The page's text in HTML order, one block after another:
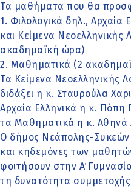
Τα μαθήματα που θα
1. Φιλολογικά δηλ., Αρχαία
και Κείμενα Νεοελληνικής
ακαδημαϊκή ώρα)
2. Μαθηματικά (2
Τα Κείμενα Νεοελληνικής
διδάξει η κ. Σταυρούλα
Αρχαία Ελληνικά η κ. Πόπη
τα Μαθηματικά η κ. Αθηνά
Ο δήμος Νεάπολης-Συκεών
και κηδεμόνες των
φοιτήσουν στην Α΄
τη δυνατότητα